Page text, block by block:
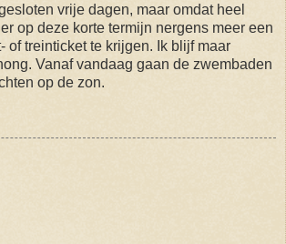
vrije dagen, maar omdat heel
op deze korte termijn nergens meer een
of treinticket te krijgen. Ik blijf maar
Vanaf vandaag gaan de zwembaden
op de zon.